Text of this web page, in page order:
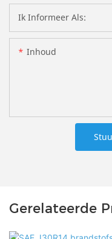
Ik Informeer Als:
Inhoud
Gerelateerde